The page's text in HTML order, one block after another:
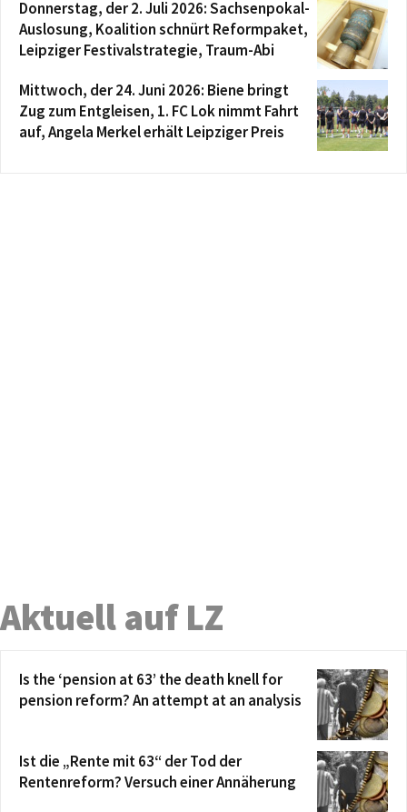
Donnerstag, der 2. Juli 2026: Sachsenpokal-
Auslosung, Koalition schnürt Reformpaket,
Leipziger Festivalstrategie, Traum-Abi
Mittwoch, der 24. Juni 2026: Biene bringt
Zug zum Entgleisen, 1. FC Lok nimmt Fahrt
auf, Angela Merkel erhält Leipziger Preis
Aktuell auf LZ
Is the ‘pension at 63’ the death knell for
pension reform? An attempt at an analysis
Ist die „Rente mit 63“ der Tod der
Rentenreform? Versuch einer Annäherung